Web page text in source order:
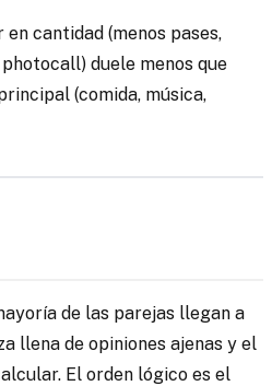
cantidad (menos pases,
duele menos que
(comida, música,
de las parejas llegan a
llena de opiniones ajenas y el
El orden lógico es el